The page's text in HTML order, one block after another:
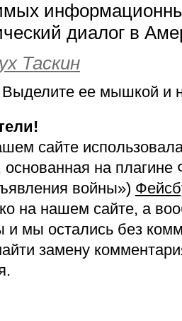
диалог в
Таскин
Выделите ее мышкой и
сайте
на
войны»)
на нашем сайте, а
и мы остались без
замену